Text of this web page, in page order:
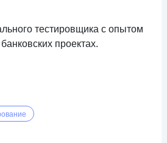
тестировщика с опытом
проектах.